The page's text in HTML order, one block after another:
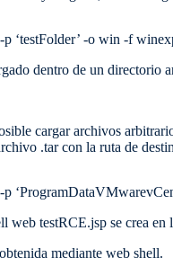
‘testFolder’ -o win -f
dentro de un directorio
cargar archivos
.tar con la ruta de
web testRCE.jsp se crea
mediante web shell.